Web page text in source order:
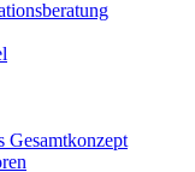
Gesamtkonzept